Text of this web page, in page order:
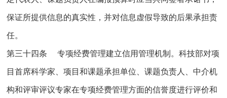
保证所提供信息的真实性，并对信息虚假导致的后果承担责
任。
第三十四条 专项经费管理建立信用管理机制。科技部对项
目首席科学家、项目和课题承担单位、课题负责人、中介机
构和评审评议专家在专项经费管理方面的信誉度进行评价和